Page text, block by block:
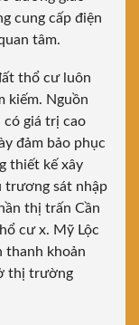
cung cấp điện
tâm.
thổ cư luôn
kiếm. Nguồn
có giá trị cao
đảm bảo phục
thiết kế xây
trương sát nhập
thị trấn Cần
cư x. Mỹ Lộc
thanh khoản
thị trường